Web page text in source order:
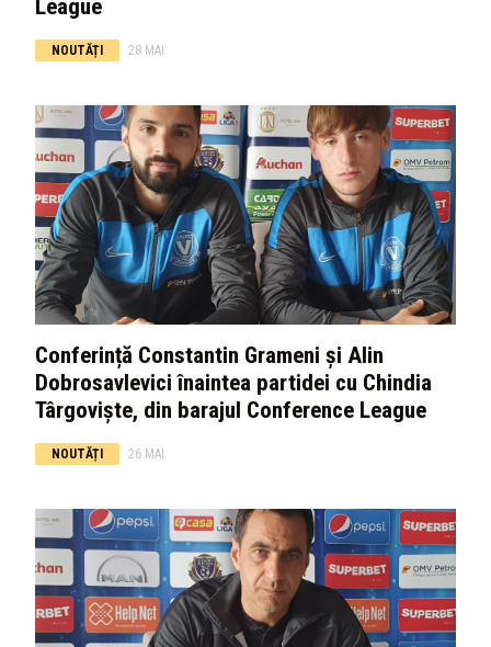
League
NOUTĂȚI 28 MAI
Conferință Constantin Grameni și Alin
Dobrosavlevici înaintea partidei cu Chindia
Târgoviște, din barajul Conference League
NOUTĂȚI 26 MAI